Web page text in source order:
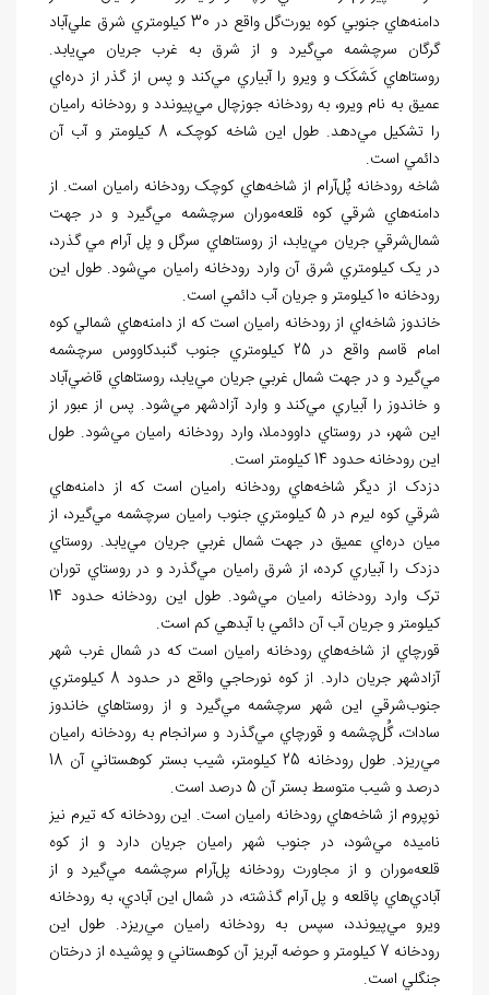
دامنههاي جنوبي کوه يورتگل واقع در 30 کيلومتري شرق علي
آباد
گرگان سرچشمه ميگيرد و از شرق به غرب جريان مييابد.
روستاهاي کَشکَک و ويرو را آبياري ميکند و پس از گذر از درهاي
عميق به نام ويرو، به رودخانه جوزچال ميپيوندد و رودخانه راميان
را تشکيل ميدهد. طول اين شاخه
کوچک، 8 کيلومتر و آب آن
دائمي است.
شاخه رودخانه پُلآرام از شاخههاي کوچک رودخانه راميان است. از
دامنههاي شرقي کوه قلعهموران سرچشمه ميگيرد و در جهت
شمالشرقي جريان مييابد، از روستاهاي سرگل و پل آرام مي گذرد،
در يک کيلومتري شرق آن وارد رودخانه راميان ميشود. طول اين
رودخانه 10 کيلومتر و جريان آب دائمي است.
خاندوز شاخهاي از رودخانه راميان است كه از دامنههاي شمالي کوه
امام قاسم واقع در 25 کيلومتري جنوب گنبدکاووس سرچشمه
ميگيرد و در جهت شمال غربي جريان مييابد، روستاهاي قاضيآباد
و خاندوز را آبياري ميكند و وارد آزادشهر ميشود. پس از عبور از
اين شهر، در روستاي داوودملا، وارد رودخانه راميان ميشود. طول
اين رودخانه حدود 14 کيلومتر است.
دزدک از ديگر شاخههاي رودخانه راميان است كه از دامنههاي
شرقي کوه ليرم در 5 کيلومتري جنوب راميان سرچشمه مي
گيرد، از
ميان درهاي عميق در جهت شمال غربي جريان مييابد. روستاي
دزدک را آبياري کرده، از شرق راميان ميگذرد و در روستاي توران
ترک وارد رودخانه راميان مي
شود. طول اين رودخانه حدود 14
کيلومتر و جريان آب آن دائمي با آبدهي کم است.
قورچاي از شاخههاي رودخانه راميان است که در شمال غرب شهر
آزادشهر جريان دارد. از کوه نورحاجي واقع در حدود 8 کيلومتري
جنوبشرقي اين شهر سرچشمه ميگيرد و از روستاهاي خاندوز
سادات، گُلچشمه و قورچاي ميگذرد و سرانجام به رودخانه راميان
مي
ريزد. طول رودخانه 25 کيلومتر، شيب بستر کوهستاني آن 18
درصد و شيب متوسط بستر آن 5 درصد است.
نوپروم از شاخههاي رودخانه راميان است. اين رودخانه که تيرم نيز
ناميده ميشود، در جنوب شهر راميان جريان دارد و از کوه
قلعهموران و از مجاورت رودخانه پلآرام سرچشمه ميگيرد و از
آباديهاي پاقلعه و پل آرام گذشته، در شمال اين آبادي، به رودخانه
ويرو ميپيوندد، سپس به رودخانه راميان ميريزد. طول اين
رودخانه 7 کيلومتر و حوضه آبريز آن کوهستاني و پوشيده از درختان
جنگلي است.